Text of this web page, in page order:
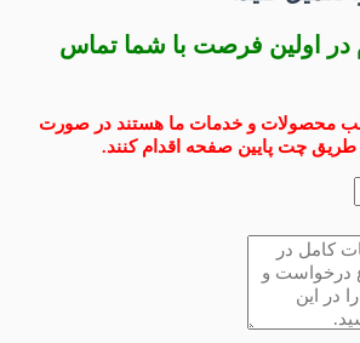
در اولین فرصت با شما تماس
محصولات و خدمات ما هستند در صورت
چت پایین صفحه اقدام کنند.